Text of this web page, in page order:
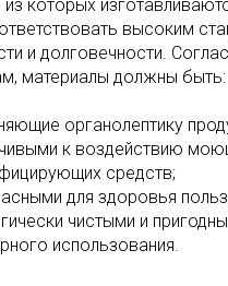
которых
высоким
и долговечности.
материалы должны быть:
органолептику
к воздействию
средств;
для здоровья
чистыми и
использования.